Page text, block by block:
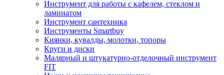
Инструмент для работы с кафелем, стеклом и
ламинатом
Инструмент сантехника
Инструменты Smartbuy
Киянки, кувалды, молотки, топоры
Круги и диски
Малярный и штукатурно-отделочный инструмент
FIT